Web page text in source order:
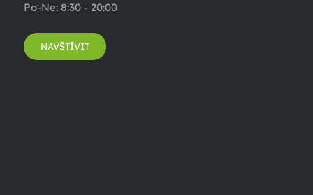
Po-Ne: 8:30 - 20:00
NAVŠTÍVIT